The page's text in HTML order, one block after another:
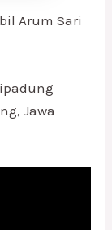
Arum Sari
Jawa